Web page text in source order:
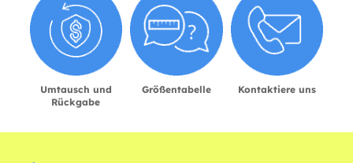
Umtausch und
Rückgabe
Größentabelle Kontaktiere uns